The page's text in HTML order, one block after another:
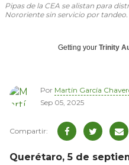
Pipas de la CEA se alistan para
Nororiente sin servicio por tandeo.
Getting your Trinity
Por Martín García
Sep 05, 2025
Querétaro, 5 de